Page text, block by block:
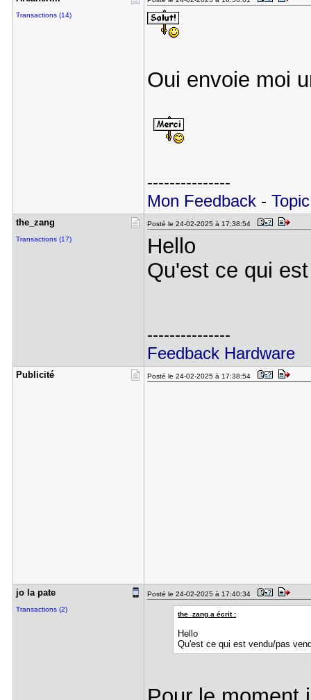
Transactions (14)
Oui envoie moi
---------------
Mon Feedback-
the_zang
Transactions (17)
Posté le 24-02-2025 à 17:38:54
Hello
Qu'est ce qui
---------------
Feedback Hardware
Publicité Posté le 24-02-2025 à 17:38:54
jo la pate
Transactions (2)
Posté le 24-02-2025 à 17:40:34
the_zang a écrit :
Hello
Qu'est ce qui est vendu/pas